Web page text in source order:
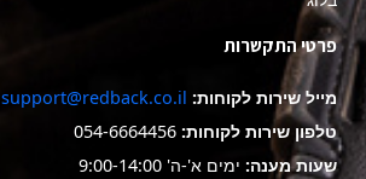
פרטי התקשרות
מייל שירות לקוחות: support@redback.co.il
טלפון שירות לקוחות: 054-6664456
שעות מענה: ימים א'-ה' 9:00-14:00